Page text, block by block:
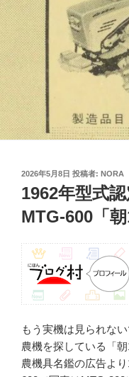
投
稿
日:
2026年5月8日 投稿者: NORA
1962年型式
MTG-600「
もう実機は見られな
農機を探している「
農機具名鑑の広告よ